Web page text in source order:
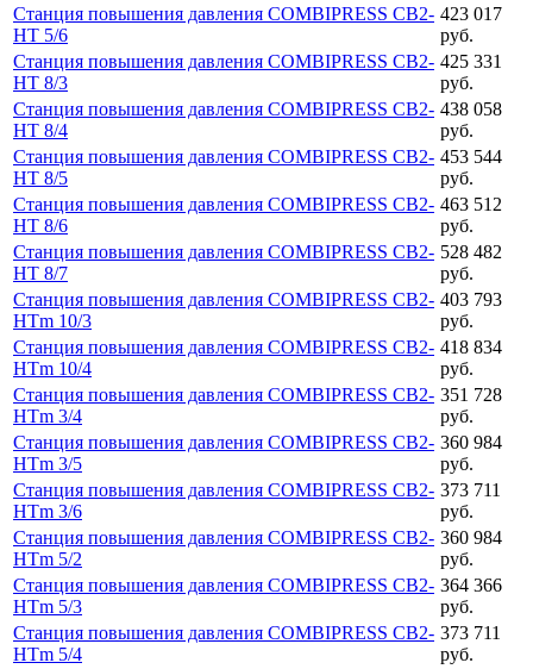
Станция повышения давления COMBIPRESS CB2-
HT 5/6
423 017
руб.
Станция повышения давления COMBIPRESS CB2-
HT 8/3
425 331
руб.
Станция повышения давления COMBIPRESS CB2-
HT 8/4
438 058
руб.
Станция повышения давления COMBIPRESS CB2-
HT 8/5
453 544
руб.
Станция повышения давления COMBIPRESS CB2-
HT 8/6
463 512
руб.
Станция повышения давления COMBIPRESS CB2-
HT 8/7
528 482
руб.
Станция повышения давления COMBIPRESS CB2-
HTm 10/3
403 793
руб.
Станция повышения давления COMBIPRESS CB2-
HTm 10/4
418 834
руб.
Станция повышения давления COMBIPRESS CB2-
HTm 3/4
351 728
руб.
Станция повышения давления COMBIPRESS CB2-
HTm 3/5
360 984
руб.
Станция повышения давления COMBIPRESS CB2-
HTm 3/6
373 711
руб.
Станция повышения давления COMBIPRESS CB2-
HTm 5/2
360 984
руб.
Станция повышения давления COMBIPRESS CB2-
HTm 5/3
364 366
руб.
Станция повышения давления COMBIPRESS CB2-
HTm 5/4
373 711
руб.